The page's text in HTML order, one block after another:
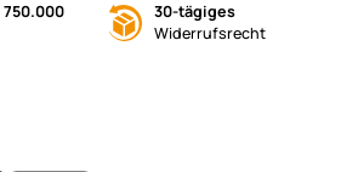
750.000
30-tägiges
Widerrufsrecht